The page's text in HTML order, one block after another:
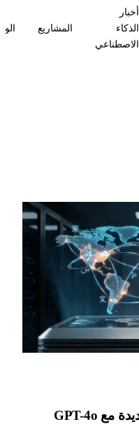
أخبار
الذكاء
الاصطناعي
المشاريع
ترجمات ذكاء اصطناعي جديدة مع GPT-4o